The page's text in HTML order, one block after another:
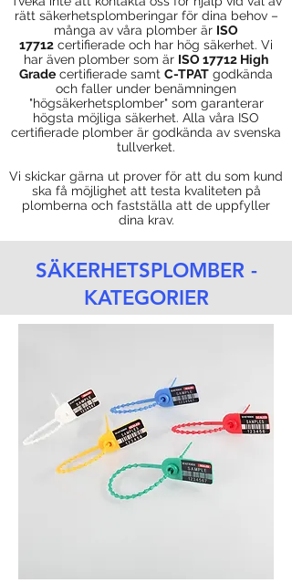
SÄKERHETSPLOMBER -
KATEGORIER
rätt säkerhetsplomberingar för dina behov –
många av våra plomber är ISO
17712 certifierade och har hög säkerhet. Vi
har även plomber som är ISO 17712 High
Grade certifierade samt C-TPAT godkända
och faller under benämningen
"högsäkerhetsplomber" som garanterar
högsta möjliga säkerhet. Alla våra ISO
certifierade plomber är godkända av svenska
tullverket.
Vi skickar gärna ut prover för att du som kund
ska få möjlighet att testa kvaliteten på
plomberna och fastställa att de uppfyller
dina krav.